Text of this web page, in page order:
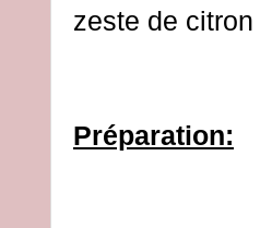
zeste de citron
Préparation: